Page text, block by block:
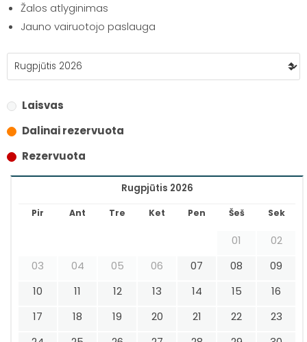
Žalos atlyginimas
Jauno vairuotojo paslauga
Laisvas
Dalinai rezervuota
Rezervuota
Rugpjūtis 2026
Pir Ant Tre Ket Pen Šeš Sek
01
02
03
04 05 06 07 08
09
10
11 12 13 14 15
16
17
18 19 20 21 22
23